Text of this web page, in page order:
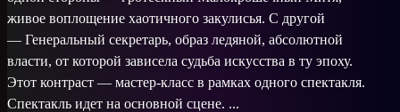
живое воплощение хаотичного закулисья. С другой
— Генеральный секретарь, образ ледяной, абсолютной
власти, от которой зависела судьба искусства в ту эпоху.
Этот контраст — мастер-класс в рамках одного спектакля.
Спектакль идет на основной сцене. ...